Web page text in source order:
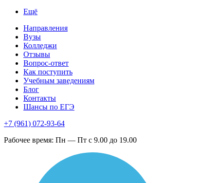
Ещё
Направления
Вузы
Колледжи
Отзывы
Вопрос-ответ
Как поступить
Учебным заведениям
Блог
Контакты
Шансы по ЕГЭ
+7 (961) 072-93-64
Рабочее время: Пн — Пт с 9.00 до 19.00